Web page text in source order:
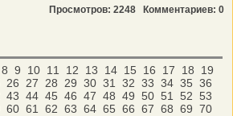
Просмотров: 2248 Комментариев: 0
8 9 10 11 12 13 14 15 16 17 18
19
26 27 28 29 30 31 32 33 34 35 36
43 44 45 46 47 48 49 50 51 52 53
60 61 62 63 64 65 66 67 68 69 70